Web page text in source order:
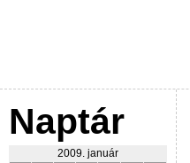
Naptár
2009. január